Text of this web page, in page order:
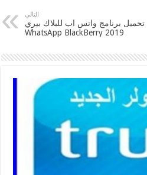
التالي
تحميل برنامج واتس اب للبلاك بيري
2019 WhatsApp BlackBerry